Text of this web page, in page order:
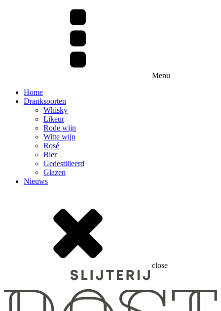
Menu
Home
Dranksoorten
Whisky
Likeur
Rode wijn
Witte wijn
Rosé
Bier
Gedestilleerd
Glazen
Nieuws
close